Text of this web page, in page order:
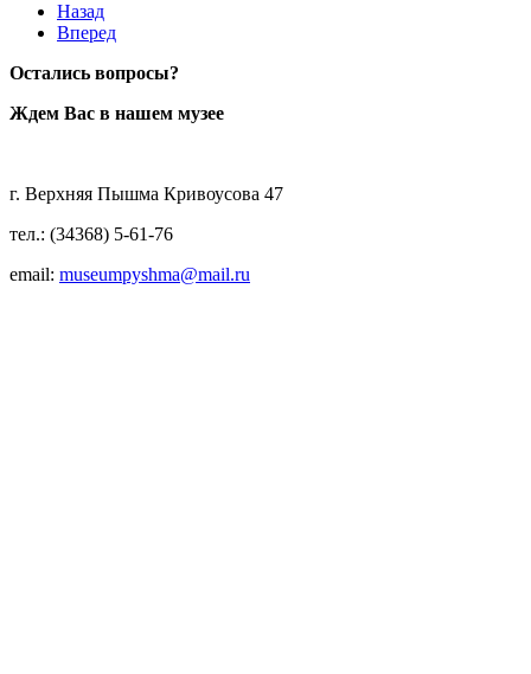
Назад
Вперед
Остались вопросы?
Ждем Вас в нашем музее
г. Верхняя Пышма Кривоусова 47
тел.: (34368) 5-61-76
email: museumpyshma@mail.ru